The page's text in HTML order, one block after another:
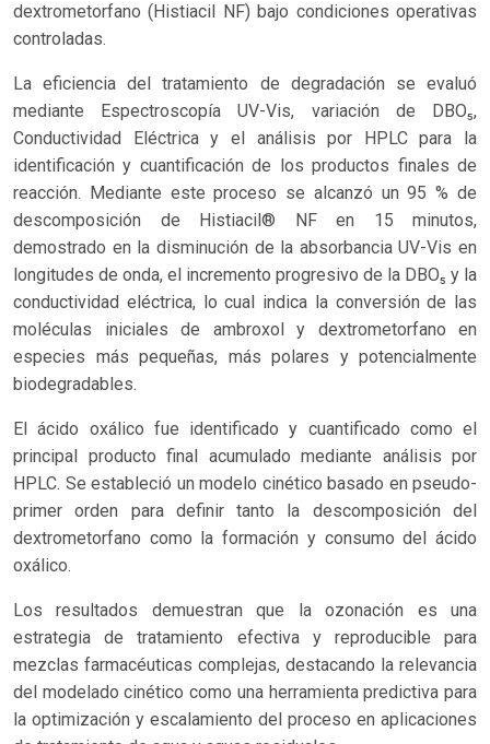
dextrometorfano (Histiacil NF) bajo condiciones operativas
controladas.
La eficiencia del tratamiento de degradación se evaluó
mediante Espectroscopía UV-Vis, variación de DBO₅,
Conductividad Eléctrica y el análisis por HPLC para la
identificación y cuantificación de los productos finales de
reacción. Mediante este proceso se alcanzó un 95 % de
descomposición de Histiacil® NF en 15 minutos,
demostrado en la disminución de la absorbancia UV-Vis en
longitudes de onda, el incremento progresivo de la DBO₅ y la
conductividad eléctrica, lo cual indica la conversión de las
moléculas iniciales de ambroxol y dextrometorfano en
especies más pequeñas, más polares y potencialmente
biodegradables.
El ácido oxálico fue identificado y cuantificado como el
principal producto final acumulado mediante análisis por
HPLC. Se estableció un modelo cinético basado en pseudo-
primer orden para definir tanto la descomposición del
dextrometorfano como la formación y consumo del ácido
oxálico.
Los resultados demuestran que la ozonación es una
estrategia de tratamiento efectiva y reproducible para
mezclas farmacéuticas complejas, destacando la relevancia
del modelado cinético como una herramienta predictiva para
la optimización y escalamiento del proceso en aplicaciones